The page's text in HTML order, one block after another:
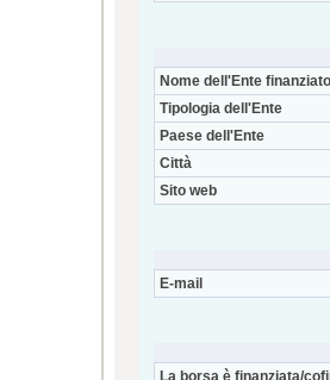
Nome dell'Ente
Tipologia dell'Ente
Paese dell'Ente
Città
Sito web
E-mail
La borsa è finanziata/